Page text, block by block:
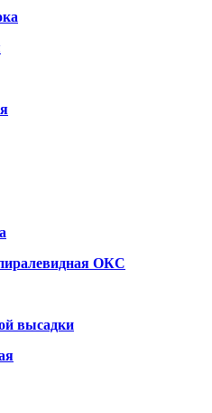
ОКС
высадки